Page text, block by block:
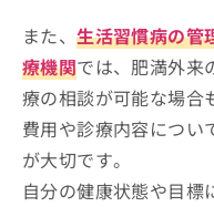
また、生活習慣病の管
療機関では、肥満外来
療の相談が可能な場合
費用や診療内容につい
が大切です。
自分の健康状態や目標